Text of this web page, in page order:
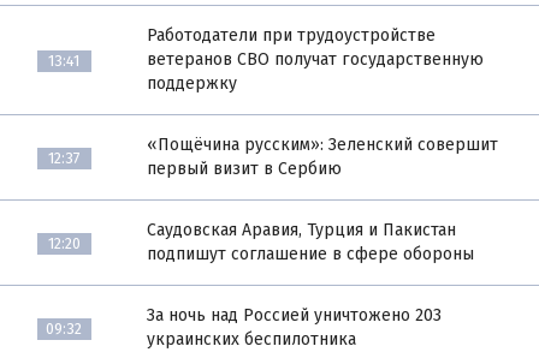
13:41
Работодатели при трудоустройстве
ветеранов СВО получат государственную
поддержку
12:37
«Пощёчина русским»: Зеленский совершит
первый визит в Сербию
12:20
Саудовская Аравия, Турция и Пакистан
подпишут соглашение в сфере обороны
09:32
За ночь над Россией уничтожено 203
украинских беспилотника